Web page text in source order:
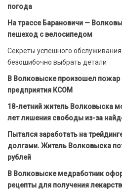
погода
На трассе Барановичи —
пешеход с велосипедом
Секреты успешного обслуживания
безошибочно выбрать детали
В Волковыске произошел пожар
предприятия КСОМ
18-летний житель Волковыска
лет лишения свободы из-за
Пытался заработать на
долгами. Житель Волковыска
рублей
В Волковыске медработник
рецепты для получения лекарств